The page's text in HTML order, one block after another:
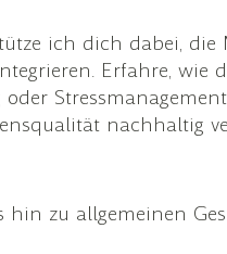
ich dich dabei, die
Erfahre, wie
nachhaltig
hin zu allgemeinen